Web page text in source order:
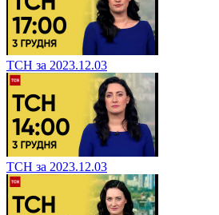
ТСН за 2023.12.03
ТСН за 2023.12.03